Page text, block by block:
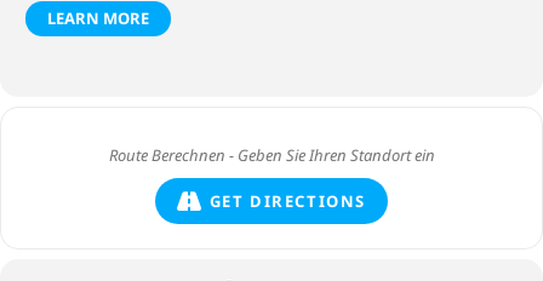
LEARN MORE
GET DIRECTIONS